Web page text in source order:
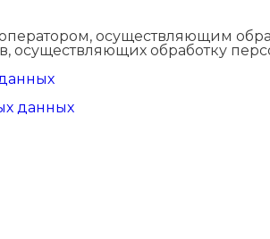
осуществляющим
осуществляющих обработку
данных